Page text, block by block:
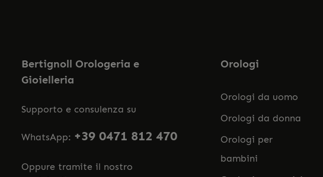
Bertignoll Orologeria e
Gioielleria
Supporto e consulenza su
WhatsApp: +39 0471 812 470
Oppure tramite il nostro
Orologi
Orologi da uomo
Orologi da donna
Orologi per
bambini